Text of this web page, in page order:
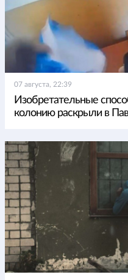
07 августа, 22:39
Изобретательные
колонию раскрыли в